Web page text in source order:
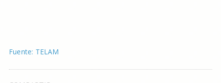
Fuente: TELAM